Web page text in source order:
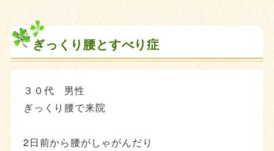
ぎっくり腰とすべり症
３０代 男性
ぎっくり腰で来院
2日前から腰がしゃがんだり